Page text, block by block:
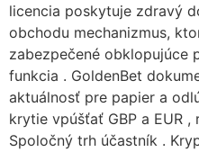
licencia poskytuje zdravý
obchodu mechanizmus,
zabezpečené obklopujúce
funkcia . GoldenBet
aktuálnosť pre papier a
krytie vpúšťať GBP a EUR
Spoločný trh účastník .